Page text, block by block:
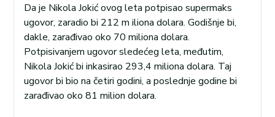
Da je Nikola Jokić ovog leta potpisao supermaks
ugovor, zaradio bi 212 m iliona dolara. Godišnje bi,
dakle, zarađivao oko 70 miliona dolara.
Potpisivanjem ugovor sledećeg leta, međutim,
Nikola Jokić bi inkasirao 293,4 miliona dolara. Taj
ugovor bi bio na četiri godini, a poslednje godine bi
zarađivao oko 81 milion dolara.